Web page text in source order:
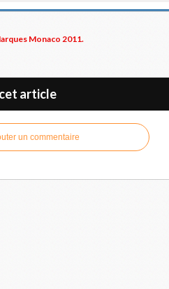
Monaco 2011.
article
un commentaire